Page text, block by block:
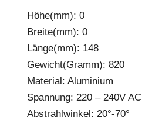
Höhe(mm): 0
Breite(mm): 0
Länge(mm): 148
Gewicht(Gramm): 820
Material: Aluminium
Spannung: 220 – 240V AC
Abstrahlwinkel: 20°-70°